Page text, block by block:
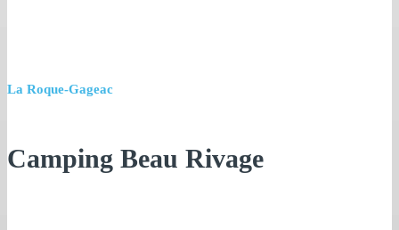
La Roque-Gageac
Camping Beau Rivage